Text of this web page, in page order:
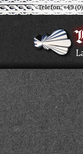
Telefon: +49